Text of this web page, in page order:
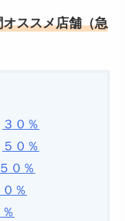
ススメ店舗（急
３０％
５０％
５０％
０％